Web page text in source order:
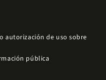
autorización de uso sobre
pública